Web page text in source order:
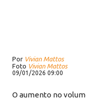
Por Vivian Mattos
Foto Vivian Mattos
09/01/2026 09:00
O aumento no